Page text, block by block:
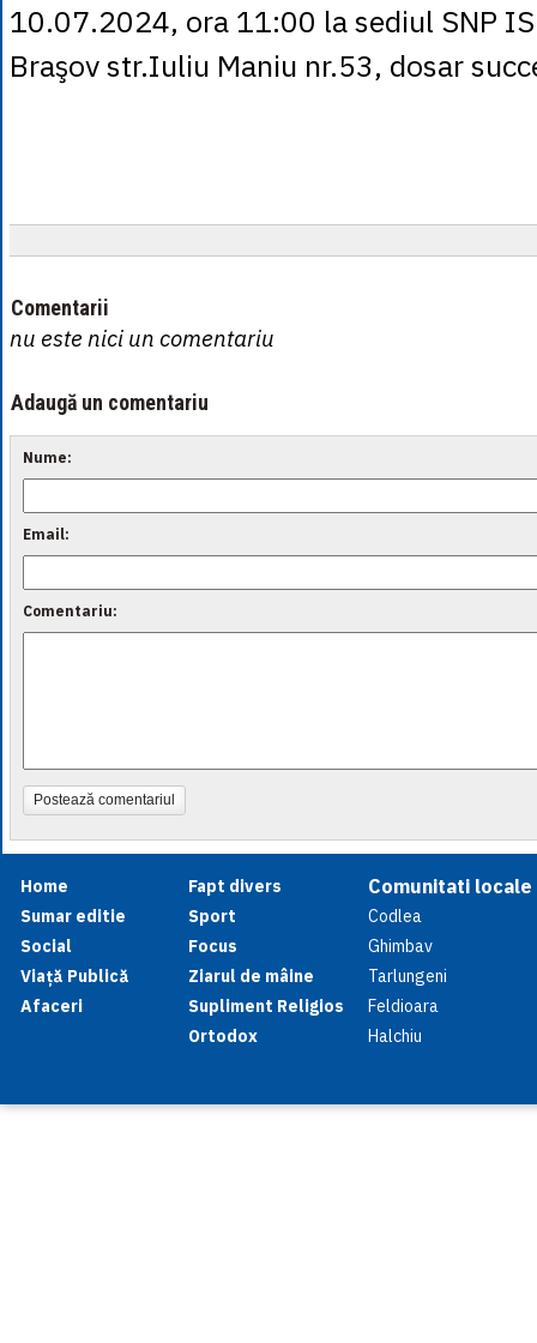
10.07.2024, ora 11:00 la sediul SNP
Braşov str.Iuliu Maniu nr.53, dosar
Comentarii
nu este nici un comentariu
Adaugă un comentariu
Nume:
Email:
Comentariu:
Postează comentariul
Home
Sumar editie
Social
Viață Publică
Afaceri
Fapt divers
Sport
Focus
Ziarul de mâine
Supliment Religios
Ortodox
Comunitati locale
Codlea
Ghimbav
Tarlungeni
Feldioara
Halchiu